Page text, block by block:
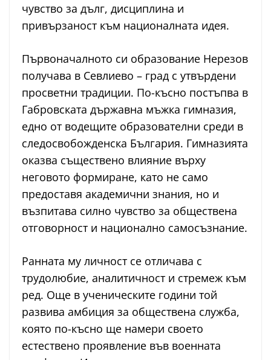
чувство за дълг, дисциплина и
привързаност към националната идея.
Първоначалното си образование Нерезов
получава в Севлиево – град с утвърдени
просветни традиции. По-късно постъпва в
Габровската държавна мъжка гимназия,
едно от водещите образователни среди в
следосвобожденска България. Гимназията
оказва съществено влияние върху
неговото формиране, като не само
предоставя академични знания, но и
възпитава силно чувство за обществена
отговорност и национално самосъзнание.
Ранната му личност се отличава с
трудолюбие, аналитичност и стремеж към
ред. Още в ученическите години той
развива амбиция за обществена служба,
която по-късно ще намери своето
естествено проявление във военната